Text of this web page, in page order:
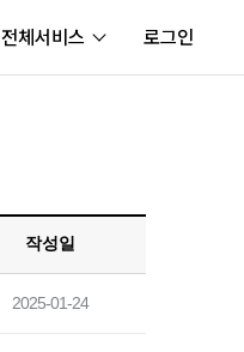
전체서비스 로그인
작성일
2025-01-24